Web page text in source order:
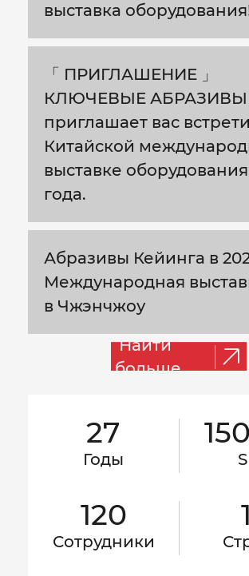
выставка
「 ПРИГЛАШЕНИЕ 」
КЛЮЧЕВЫЕ АБРАЗИВЫ
приглашает вас
Китайской
выставке
года.
27
Годы
120
Сотрудники
Абразивы Кейинга в
Международная
в Чжэнчжоу
Найти
больше